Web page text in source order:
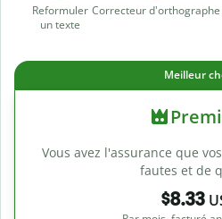
Reformuler
un texte
Correcteur d'orthographe
Meilleur
Vous avez l'assurance que
fautes et de
$8.33